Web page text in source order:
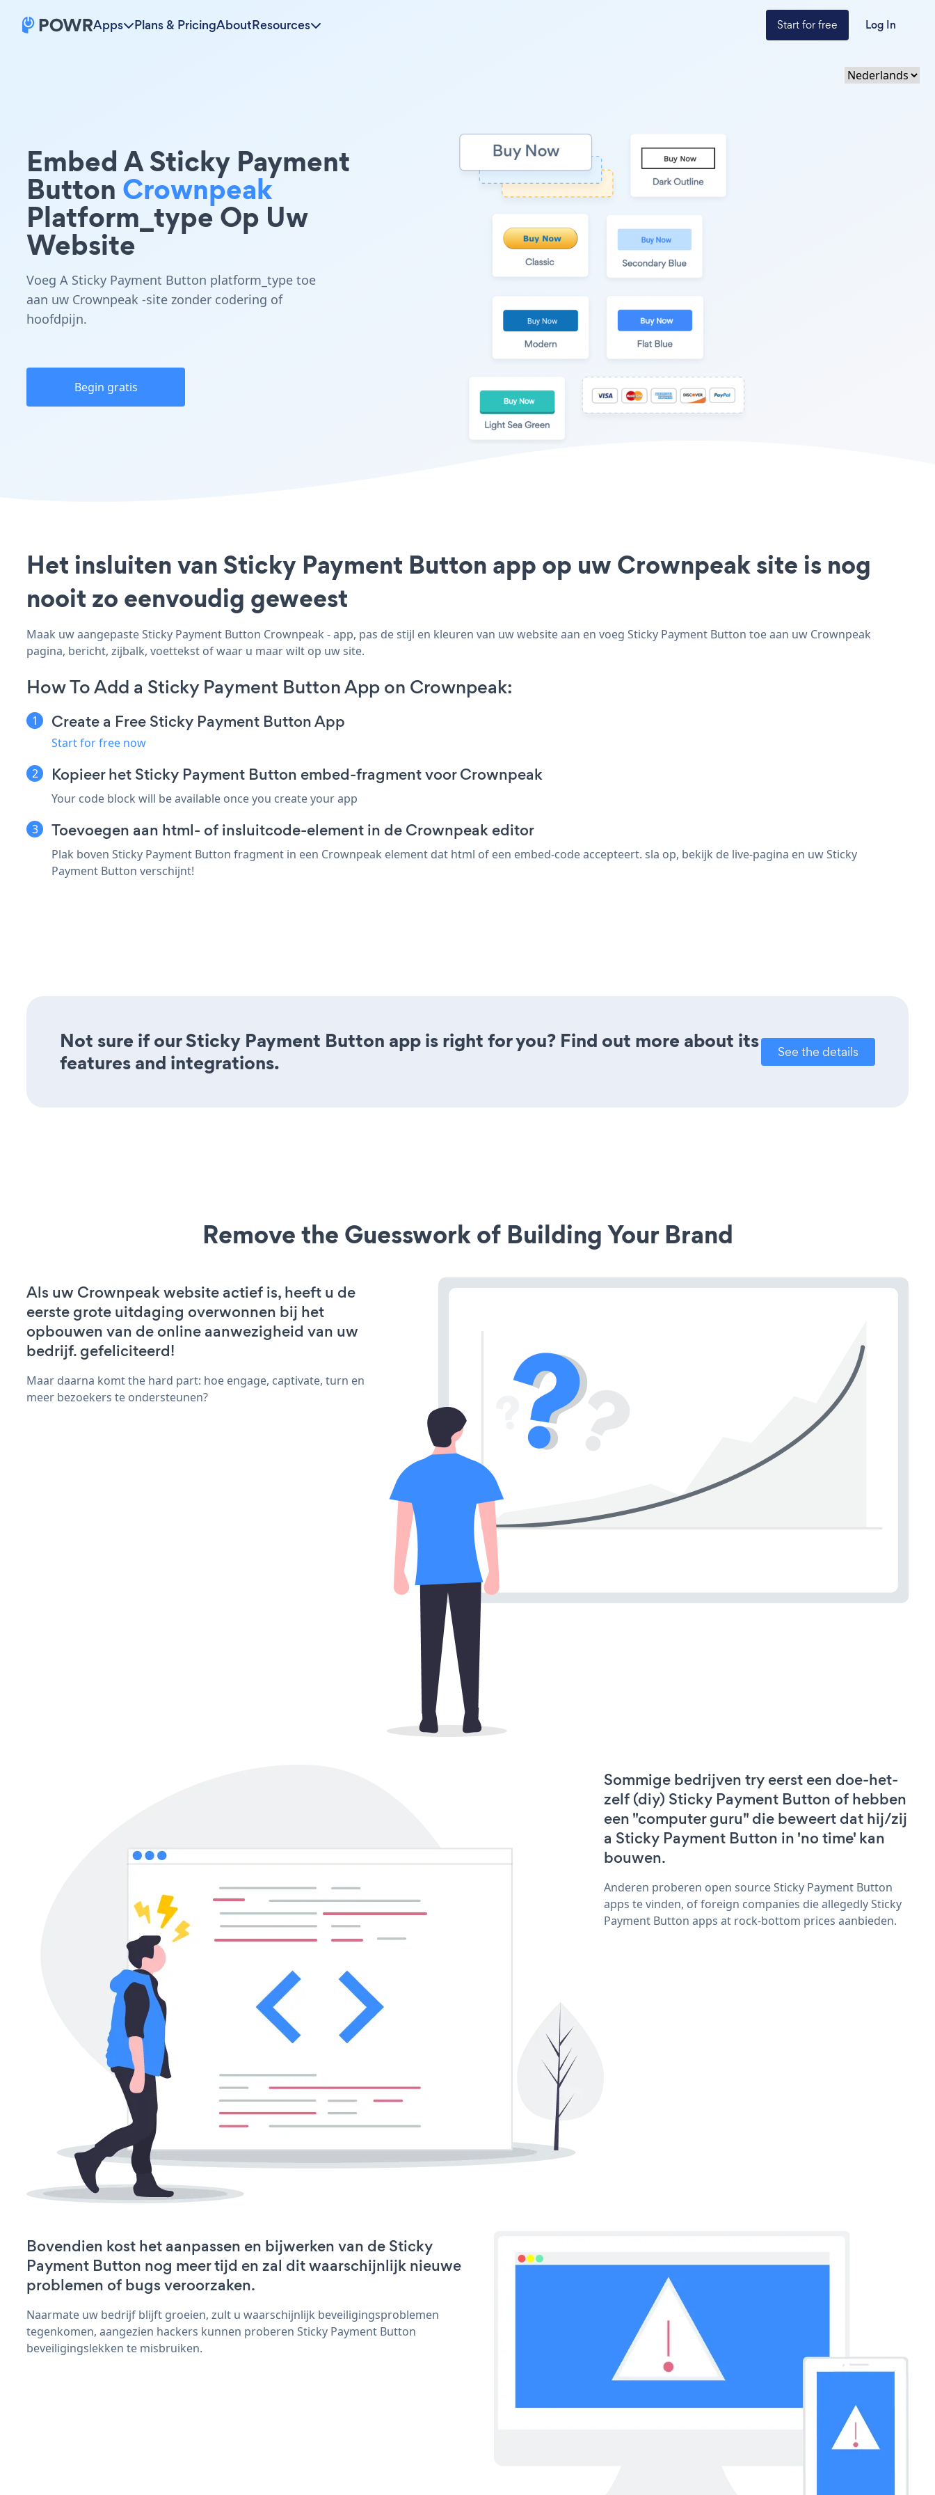
Apps Plans & PricingAboutResources Start for free Log In
Embed A Sticky Payment
Button Crownpeak
Platform_type Op Uw
Website
Voeg A Sticky Payment Button platform_type toe
aan uw Crownpeak -site zonder codering of
hoofdpijn.
Begin gratis
Het insluiten van Sticky Payment Button app op uw Crownpeak site is nog
nooit zo eenvoudig geweest
Maak uw aangepaste Sticky Payment Button Crownpeak - app, pas de stijl en kleuren van uw website aan en voeg Sticky Payment Button toe aan uw Crownpeak
pagina, bericht, zijbalk, voettekst of waar u maar wilt op uw site.
How To Add a Sticky Payment Button App on Crownpeak:
Create a Free Sticky Payment Button App
Start for free now
Kopieer het Sticky Payment Button embed-fragment voor Crownpeak
Your code block will be available once you create your app
Toevoegen aan html- of insluitcode-element in de Crownpeak editor
Plak boven Sticky Payment Button fragment in een Crownpeak element dat html of een embed-code accepteert. sla op, bekijk de live-pagina en uw Sticky
Payment Button verschijnt!
Not sure if our Sticky Payment Button app is right for you? Find out more about its
features and integrations.
See the details
Remove the Guesswork of Building Your Brand
Als uw Crownpeak website actief is, heeft u de
eerste grote uitdaging overwonnen bij het
opbouwen van de online aanwezigheid van uw
bedrijf. gefeliciteerd!
Maar daarna komt the hard part: hoe engage, captivate, turn en
meer bezoekers te ondersteunen?
Sommige bedrijven try eerst een doe-het-
zelf (diy) Sticky Payment Button of hebben
een "computer guru" die beweert dat hij/zij
a Sticky Payment Button in 'no time' kan
bouwen.
Anderen proberen open source Sticky Payment Button
apps te vinden, of foreign companies die allegedly Sticky
Payment Button apps at rock-bottom prices aanbieden.
Bovendien kost het aanpassen en bijwerken van de Sticky
Payment Button nog meer tijd en zal dit waarschijnlijk nieuwe
problemen of bugs veroorzaken.
Naarmate uw bedrijf blijft groeien, zult u waarschijnlijk beveiligingsproblemen
tegenkomen, aangezien hackers kunnen proberen Sticky Payment Button
beveiligingslekken te misbruiken.